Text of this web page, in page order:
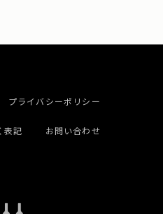
プライバシーポリシー
表記 お問い合わせ